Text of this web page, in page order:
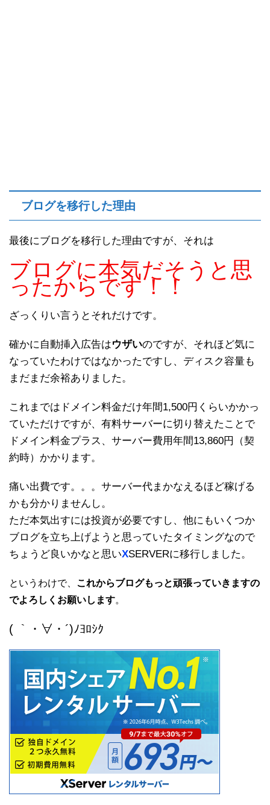
ブログを移行した理由
最後にブログを移行した理由ですが、それは
ブログに本気だそうと思
ったからです！！
ざっくりい言うとそれだけです。
確かに自動挿入広告はウザいのですが、それほど気に
なっていたわけではなかったですし、ディスク容量も
まだまだ余裕ありました。
これまではドメイン料金だけ年間1,500円くらいかかっ
ていただけですが、有料サーバーに切り替えたことで
ドメイン料金プラス、サーバー費用年間13,860円（契
約時）かかります。
痛い出費です。。。サーバー代まかなえるほど稼げる
かも分かりませんし。
ただ本気出すには投資が必要ですし、他にもいくつか
ブログを立ち上げようと思っていたタイミングなので
ちょうど良いかなと思いXSERVERに移行しました。
というわけで、 これからブログもっと頑張っていきますの
でよろしくお願いします。
( ｀・∀・´)ﾉﾖﾛｼｸ